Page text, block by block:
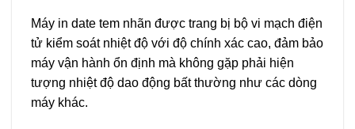
Máy in date tem nhãn được trang bị bộ vi mạch điện
tử kiểm soát nhiệt độ với độ chính xác cao, đảm bảo
máy vận hành ổn định mà không gặp phải hiện
tượng nhiệt độ dao động bất thường như các dòng
máy khác.